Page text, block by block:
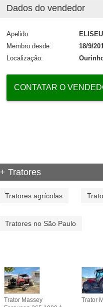
Dados do vendedor
Apelido:
Membro desde:
18/9/
Localização:
CONTATAR O
+ Tratores
Tratores agrícolas
Tratores no São Paulo
Trator Massey
Trator